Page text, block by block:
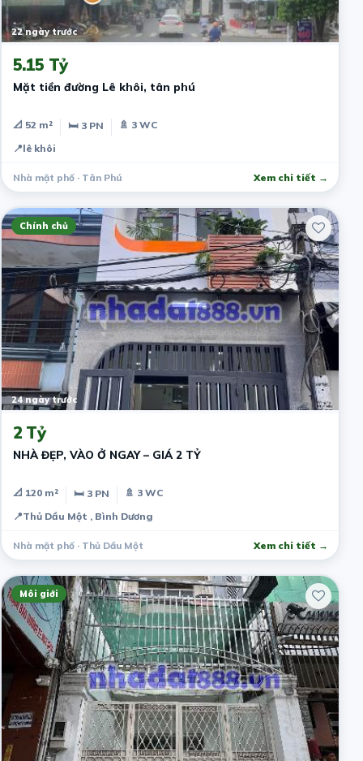
22 ngày trước
5.15 Tỷ
Mặt tiền đường Lê khôi, tân phú
📐 52 m² 🛏 3 PN
🚿 3 WC
📍lê khôi
Nhà mặt phố · Tân Phú Xem chi tiết →
Chính chủ
24 ngày trước
2 Tỷ
NHÀ ĐẸP, VÀO Ở NGAY – GIÁ 2 TỶ
📐 120 m² 🛏 3 PN
🚿 3 WC
📍Thủ Dầu Một , Bình Dương
Nhà mặt phố · Thủ Dầu Một Xem chi tiết →
Môi giới